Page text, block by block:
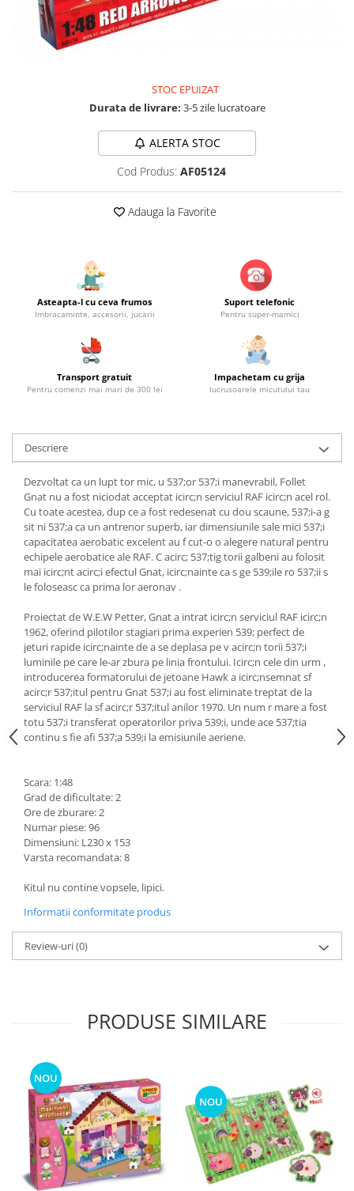
Jucarii si jocuri exterior
Kituri constructie si pictura
Machete auto Diecast
Masini, trenuri, avioane
Masinute Radiocomanda
Papusi si accesorii
Biciclete fara pedale
Organizatoare
STOC EPUIZAT
Durata de livrare: 3-5 zile lucratoare
ALERTA STOC
Cod Produs: AF05124
Adauga la Favorite
Asteapta-l cu ceva frumos
Imbracaminte, accesorii, jucarii
Suport telefonic
Pentru super-mamici
Transport gratuit
Pentru comenzi mai mari de 300 lei
Impachetam cu grija
lucrusoarele micutului tau
Descriere
Dezvoltat ca un lupt tor mic, u 537;or 537;i manevrabil, Follet
Gnat nu a fost niciodat acceptat icirc;n serviciul RAF icirc;n acel rol.
Cu toate acestea, dup ce a fost redesenat cu dou scaune, 537;i-a g
sit ni 537;a ca un antrenor superb, iar dimensiunile sale mici 537;i
capacitatea aerobatic excelent au f cut-o o alegere natural pentru
echipele aerobatice ale RAF.C acirc; 537;tig torii galbeni au folosit
mai icirc;nt acirc;i efectul Gnat, icirc;nainte ca s ge 539;ile ro 537;ii s
le foloseasc ca prima lor aeronav .
Proiectat de W.E.W Petter, Gnat a intrat icirc;n serviciul RAF icirc;n
1962, oferind pilotilor stagiari prima experien 539; perfect de
jeturi rapide icirc;nainte de a se deplasa pe v acirc;n torii 537;i
luminile pe care le-ar zbura pe linia frontului. Icirc;n cele din urm ,
introducerea formatorului de jetoane Hawk a icirc;nsemnat sf
acirc;r 537;itul pentru Gnat 537;i au fost eliminate treptat de la
serviciul RAF la sf acirc;r 537;itul anilor 1970. Un num r mare a fost
totu 537;i transferat operatorilor priva 539;i, unde ace 537;tia
continu s fie afi 537;a 539;i la emisiunile aeriene.
Scara: 1:48
Grad de dificultate: 2
Ore de zburare: 2
Numar piese: 96
Dimensiuni: L230 x 153
Varsta recomandata: 8
Kitul nu contine vopsele, lipici.
Informatii conformitate produs
Review-uri(0)
PRODUSE SIMILARE
NOU
NOU